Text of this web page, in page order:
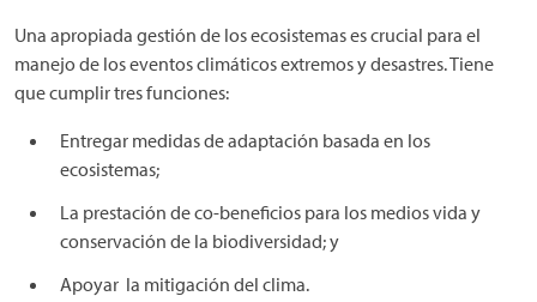
Una apropiada gestión de los ecosistemas es crucial para el
manejo de los eventos climáticos extremos y desastres. Tiene
que cumplir tres funciones:
Entregar medidas de adaptación basada en los
ecosistemas;
La prestación de co-beneficios para los medios vida y
conservación de la biodiversidad; y
Apoyar la mitigación del clima.